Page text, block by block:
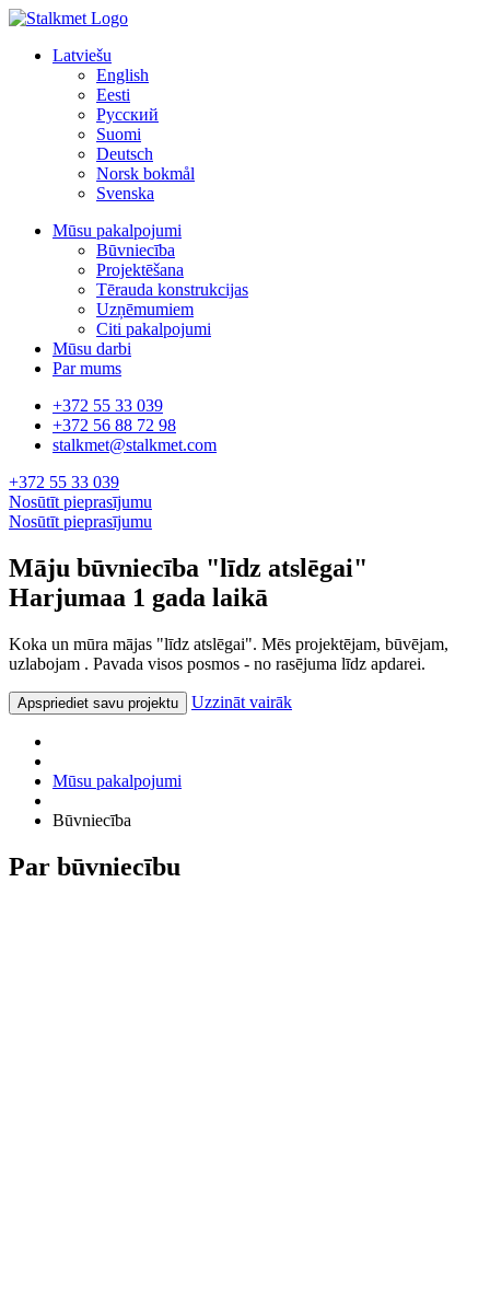
Latviešu
English
Eesti
Русский
Suomi
Deutsch
Norsk bokmål
Svenska
Mūsu pakalpojumi
Būvniecība
Projektēšana
Tērauda konstrukcijas
Uzņēmumiem
Citi pakalpojumi
Mūsu darbi
Par mums
+372 55 33 039
+372 56 88 72 98
stalkmet@stalkmet.com
+372 55 33 039
Nosūtīt pieprasījumu
Nosūtīt pieprasījumu
Māju būvniecība "līdz atslēgai"
Harjumaa 1 gada laikā
Koka un mūra mājas "līdz atslēgai". Mēs projektējam, būvējam,
uzlabojam . Pavada visos posmos - no rasējuma līdz apdarei.
Apspriediet savu projektu Uzzināt vairāk
Mūsu pakalpojumi
Būvniecība
Par būvniecību